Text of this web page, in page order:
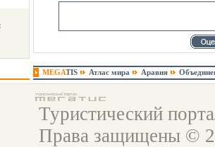
MEGATIS Атлас мира Аравия
Туристический
Права защищены ©